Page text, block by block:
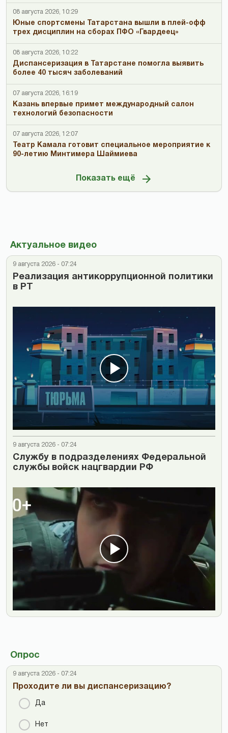
08 августа 2026, 10:29
Юные спортсмены Татарстана вышли в плей-офф
трех дисциплин на сборах ПФО «Гвардеец»
08 августа 2026, 10:22
Диспансеризация в Татарстане помогла выявить
более 40 тысяч заболеваний
07 августа 2026, 16:19
Казань впервые примет международный салон
технологий безопасности
07 августа 2026, 12:07
Театр Камала готовит специальное мероприятие к
90-летию Минтимера Шаймиева
Показать ещё
Актуальное видео
9 августа 2026 - 07:24
Реализация антикоррупционной политики
в РТ
9 августа 2026 - 07:24
Cлужбу в подразделениях Федеральной
службы войск нацгвардии РФ
Опрос
9 августа 2026 - 07:24
Проходите ли вы диспансеризацию?
Да
Нет